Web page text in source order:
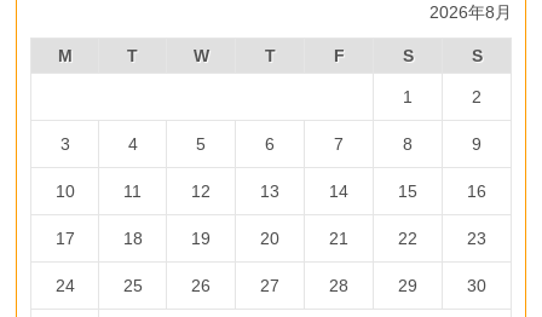
2026年8月
M T W T F S S
1 2
3 4 5 6 7 8 9
10 11 12 13 14 15 16
17 18 19 20 21 22 23
24 25 26 27 28 29 30